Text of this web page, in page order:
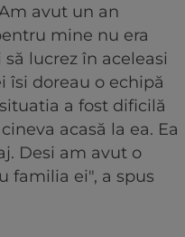
avut un an
mine nu era
lucrez în aceleasi
îsi doreau o echipă
a fost dificilă
acasă la ea. Ea
Desi am avut o
familia ei", a spus